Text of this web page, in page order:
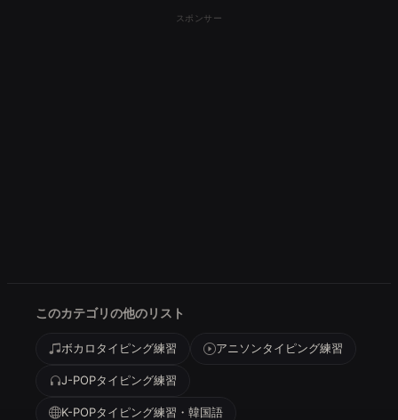
スポンサー
このカテゴリの他のリスト
ボカロタイピング練習 アニソンタイピング練習
J-POPタイピング練習
K-POPタイピング練習・韓国語